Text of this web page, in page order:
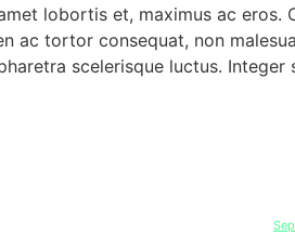
lobortis et, maximus ac eros.
ac tortor consequat, non
scelerisque luctus. Integer